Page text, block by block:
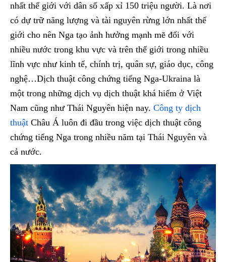
nhất thế giới với dân số xấp xỉ 150 triệu người. Là nơi
có dự trữ năng lượng và tài nguyên rừng lớn nhất thế
giới cho nên Nga tạo ảnh hưởng mạnh mẽ đối với
nhiều nước trong khu vực và trên thế giới trong nhiều
lĩnh vực như kinh tế, chính trị, quân sự, giáo dục, công
nghệ…Dịch thuật công chứng tiếng Nga-Ukraina là
một trong những dịch vụ dịch thuật khá hiếm ở Việt
Nam cũng như Thái Nguyên hiện nay. Công ty dịch
thuật Châu Á luôn đi đầu trong việc dịch thuật công
chứng tiếng Nga trong nhiều năm tại Thái Nguyên và
cả nước.